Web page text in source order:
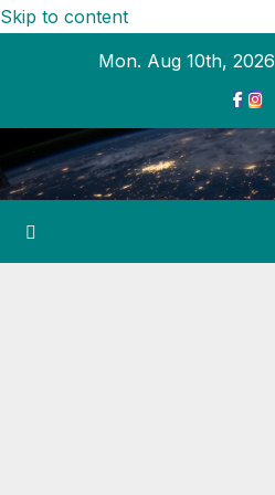
Skip to content
Mon. Aug 10th, 2026